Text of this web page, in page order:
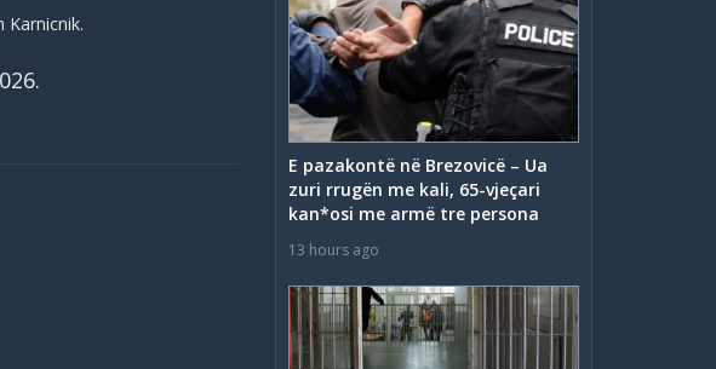
Karnicnik.
E pazakontë në Brezovicë – Ua
zuri rrugën me kali, 65-vjeçari
kan*osi me armë tre persona
13 hours ago